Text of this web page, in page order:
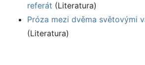
referát (Literatura)
Próza mezi dvěma světovými
(Literatura)